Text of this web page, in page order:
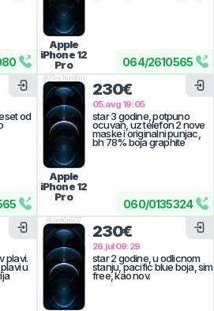
064/2610565
Apple
iPhone 12
Pro
od
060/0135324
#05nv1hm6nt
Apple
iPhone 12
Pro
230€
05.avg 19:05
star 3 godine, potpuno
ocuvan, uz telefon 2 nove
maske i originalni punjac,
bh 78% boja graphite
plavi.
u
#cggt6nlj07
230€
26.jul 09:29
star 2 godine, u odlicnom
stanju, pacific blue boja, sim
free, kao nov.